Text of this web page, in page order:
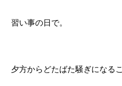
習い事の日で。
夕方からどたばた騒ぎになる